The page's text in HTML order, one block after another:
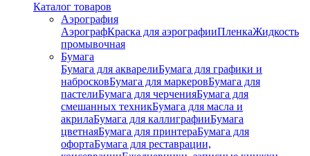
Каталог товаров
Аэрография
АэрографКраска для аэрографииПленкаЖидкость
промывочная
Бумага
Бумага для акварелиБумага для графики и
набросковБумага для маркеровБумага для
пастелиБумага для черченияБумага для
смешанных техникБумага для масла и
акрилаБумага для каллиграфииБумага
цветнаяБумага для принтераБумага для
офортаБумага для реставрации,